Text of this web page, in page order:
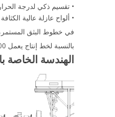
• تقسيم ذكي لدرجة
• ألواح عازلة عالية
في خطوط البثق المستمر،
بالنسبة لخط إنتاج يعمل 300 يوم في السنة بسعة 1000 كجم/ساعة، حتى تحسين الطاقة بشكل معتدل يمكن أن يقلل فترة العائد على الاستثمار إلى حوالي 12-24 شهرًا.
الهندسة الخاصة